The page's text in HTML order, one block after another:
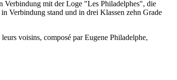
Verbindung mit der Loge "Les Philadelphes", die
Verbindung stand und in drei Klassen zehn Grade
voisins, composé par Eugene Philadelphe,